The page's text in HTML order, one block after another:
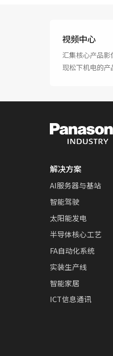
视频中心
汇集核心产品
现松下机电的产
解决方案
AI服务器与基站
智能驾驶
太阳能发电
半导体核心工艺
FA自动化系统
实装生产线
智能家居
ICT信息通讯